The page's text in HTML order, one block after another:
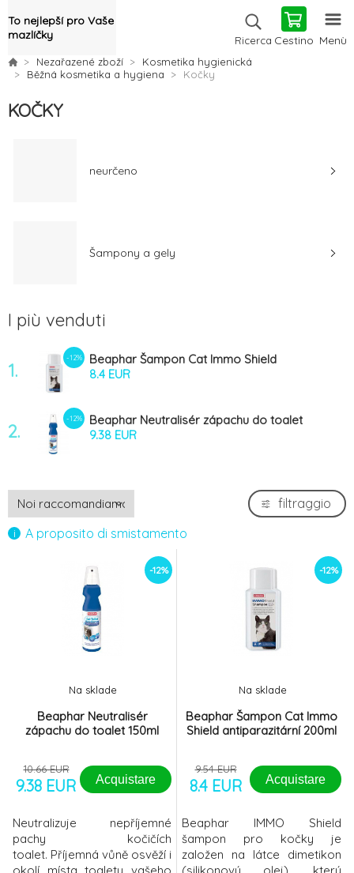
To nejlepší pro Vaše
mazlíčky
Ricerca Cestino Menù
Nezařazené zboží
Kosmetika hygienická
Běžná kosmetika a hygiena
Kočky
KOČKY
neurčeno
Šampony a gely
I più venduti
1.
-12%
Beaphar Šampon Cat Immo Shield
antiparazitární 200ml
8.4 EUR
2.
-12%
Beaphar Neutralisér zápachu do toalet
150ml
9.38 EUR
A proposito di smistamento
filtraggio
-12%
Beaphar Neutralisér
zápachu do toalet 150ml
Na sklade
10.66 EUR
9.38 EUR Acquistare
Neutralizuje nepříjemné
pachy kočičích
toalet. Příjemná vůně osvěží i
-12%
Beaphar Šampon Cat Immo
Shield antiparazitární 200ml
Na sklade
9.54 EUR
8.4 EUR Acquistare
Beaphar IMMO Shield
šampon pro kočky je
založen na látce dimetikon